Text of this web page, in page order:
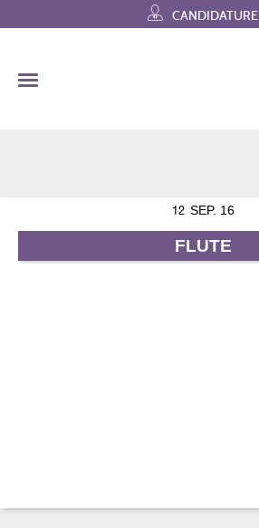
to
CANDIDATURE
12 SEP. 16
FLUTE